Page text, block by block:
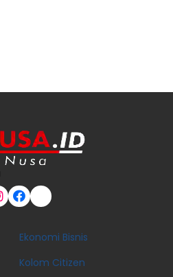
Ekonomi Bisnis
Kolom Citizen